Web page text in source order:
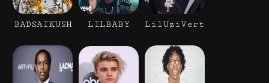
BADSAIKUSH LILBABY LilUziVert